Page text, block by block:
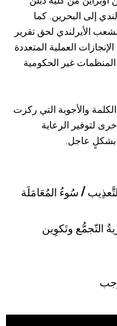
إلى البحرين. كما
الأيرلندي لحق تقرير
العملية المتعددة
غير الحكومية
والأجوبة التي ركزت
لتوفير الرعاية
بشكلٍ عاجل.
/ سُوءُ المُعَامَلَة
التّجمُّع وتَكوِين